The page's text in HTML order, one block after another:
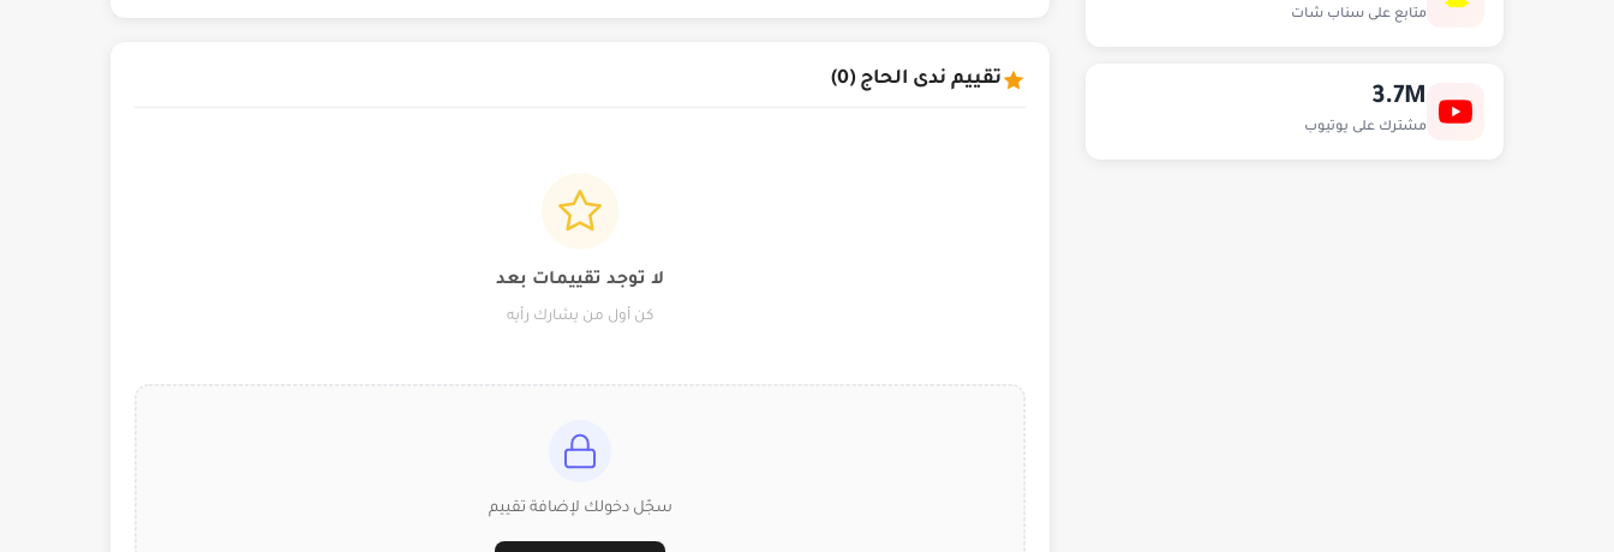
متابع على سناب شات
3.7M
مشترك على يوتيوب
تقييم ندى الحاج (0)
لا توجد تقييمات بعد
كن أول من يشارك رأيه
سجّل دخولك لإضافة تقييم